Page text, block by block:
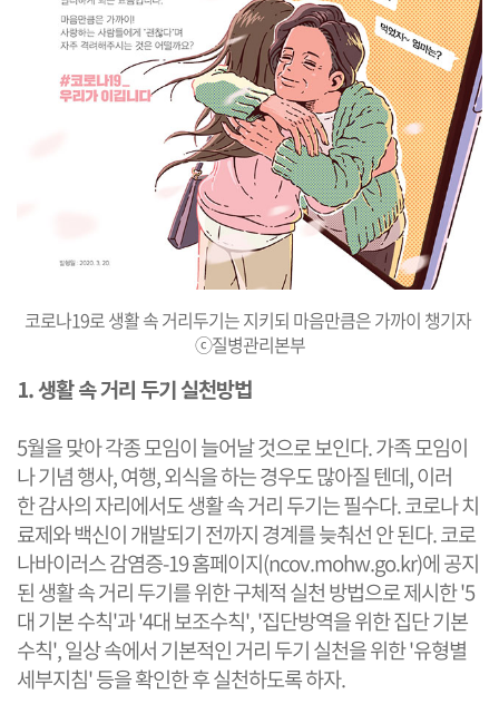
코로나19로 생활 속 거리두기는 지키되 마음만큼은 가까이 챙기자
ⓒ질병관리본부
1. 생활 속 거리 두기 실천방법
5월을 맞아 각종 모임이 늘어날 것으로 보인다. 가족 모임이
나 기념 행사, 여행, 외식을 하는 경우도 많아질 텐데, 이러
한 감사의 자리에서도 생활 속 거리 두기는 필수다. 코로나 치
료제와 백신이 개발되기 전까지 경계를 늦춰선 안 된다. 코로
나바이러스 감염증-19 홈페이지(ncov.mohw.go.kr)에 공지
된 생활 속 거리 두기를 위한 구체적 실천 방법으로 제시한 '5
대 기본 수칙'과 '4대 보조수칙', '집단방역을 위한 집단 기본
수칙', 일상 속에서 기본적인 거리 두기 실천을 위한 '유형별
세부지침' 등을 확인한 후 실천하도록 하자. ​